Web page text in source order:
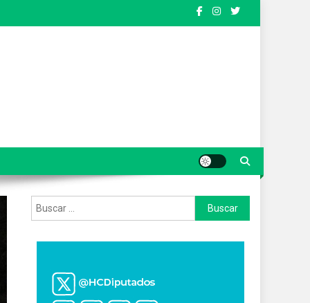
Buscar: